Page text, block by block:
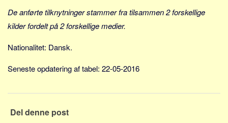
Forbrug
Social sikring og sundhed
Transport
Alle
Økonomi
De anførte tilknytninger stammer fra tilsammen 2 forskellige
kilder fordelt på 2 forskellige medier.
Nationalitet: Dansk.
Seneste opdatering af tabel: 22-05-2016
Del denne post